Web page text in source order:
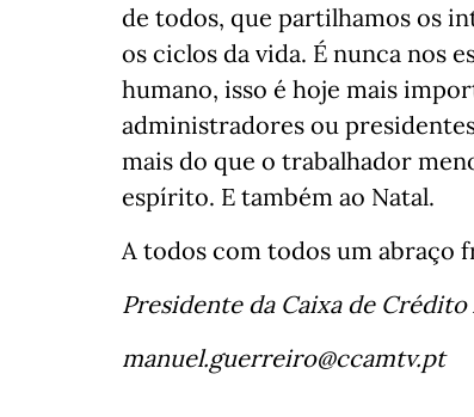
de todos, que partilhamos os
os ciclos da vida. É nunca nos
humano, isso é hoje mais
administradores ou
mais do que o trabalhador
espírito. E também ao Natal.
A todos com todos um abraço
Presidente da Caixa de
manuel.guerreiro@ccamtv.pt